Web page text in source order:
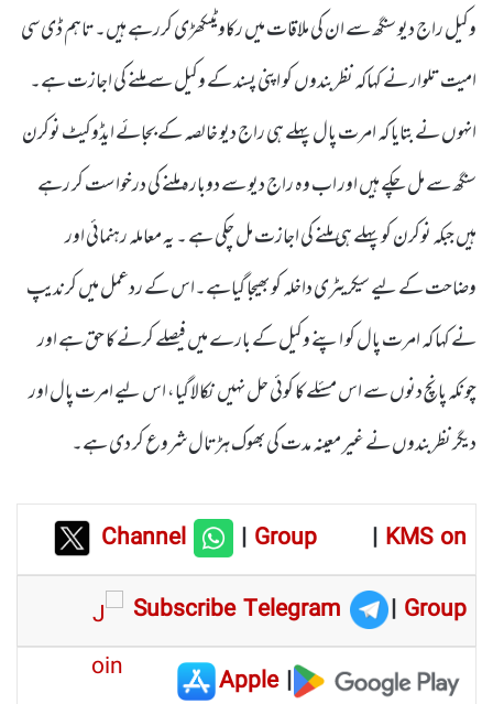
وکیل راج دیو سنگھ سے ان کی ملاقات میں رکاوٹیںکھڑی کررہے ہیں۔ تاہم ڈی سی
امیت تلوار نے کہاکہ نظربندوں کو اپنی پسند کے وکیل سے ملنے کی اجازت ہے۔
انہوں نے بتایا کہ امرت پال پہلے ہی راج دیو خالصہ کے بجائے ایڈوکیٹ نوکرن
سنگھ سے مل چکے ہیں اور اب وہ راج دیو سے دوبارہ ملنے کی درخواست کر رہے
ہیں جبکہ نوکرن کو پہلے ہی ملنے کی اجازت مل چکی ہے ۔ یہ معاملہ رہنمائی اور
وضاحت کے لیے سیکریٹری داخلہ کو بھیجا گیاہے۔اس کے ردعمل میں کرندیپ
نے کہا کہ امرت پال کو اپنے وکیل کے بارے میں فیصلے کرنے کا حق ہے اور
چونکہ پانچ دنوں سے اس مسئلے کا کوئی حل نہیں نکالا گیا، اس لیے امرت پال اور
دیگر نظربندوں نے غیر معینہ مدت کی بھوک ہڑتال شروع کر دی ہے۔
Channel |Group | KMS on
Subscribe Telegram
| Group
|
Apple